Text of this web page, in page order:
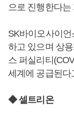
으로 진행한다는
SK바이오사이
하고 있으며 상
스 퍼실리티
세계에 공급된다
◆ 셀트리온